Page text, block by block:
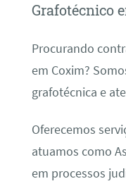
Grafotécnico
Procurando
em Coxim?
grafotécnica e
Oferecemos
atuamos como
em processos